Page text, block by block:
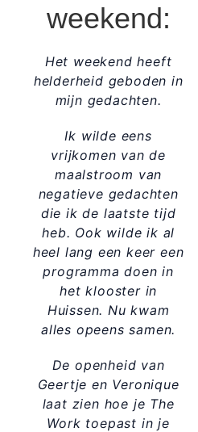
weekend:
Het weekend heeft
helderheid geboden in
mijn gedachten.
Ik wilde eens
vrijkomen van de
maalstroom van
negatieve gedachten
die ik de laatste tijd
heb. Ook wilde ik al
heel lang een keer een
programma doen in
het klooster in
Huissen. Nu kwam
alles opeens samen.
De openheid van
Geertje en Veronique
laat zien hoe je The
Work toepast in je